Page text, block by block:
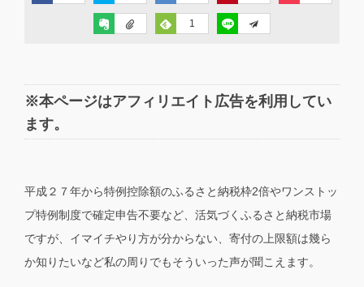
1
※本ページはアフィリエイト広告を利用してい
ます。
平成２７年から特例控除額のふるさと納税枠2倍やワンストッ
プ特例制度で確定申告不要など、活気づくふるさと納税市場
ですが、イマイチやり方が分からない、寄付の上限額は幾ら
か知りたいなど私の周りでもそういった声が聞こえます。